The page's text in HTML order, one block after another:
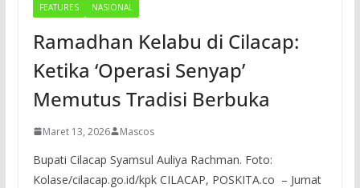
FEATURES NASIONAL
Ramadhan Kelabu di Cilacap:
Ketika ‘Operasi Senyap’
Memutus Tradisi Berbuka
Maret 13, 2026 Mascos
Bupati Cilacap Syamsul Auliya Rachman. Foto:
Kolase/cilacap.go.id/kpk CILACAP, POSKITA.co – Jumat